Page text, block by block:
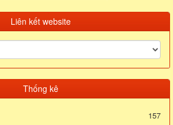
Liên kết website
Thống kê
157